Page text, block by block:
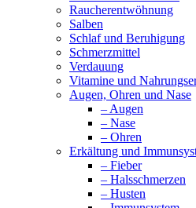
Raucherentwöhnung
Salben
Schlaf und Beruhigung
Schmerzmittel
Verdauung
Vitamine und
Augen, Ohren und Nase
– Augen
– Nase
– Ohren
Erkältung und
– Fieber
– Halsschmerzen
– Husten